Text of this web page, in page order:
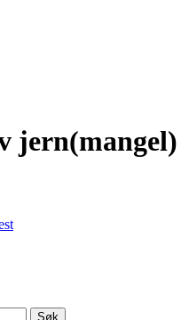
jern(mangel)